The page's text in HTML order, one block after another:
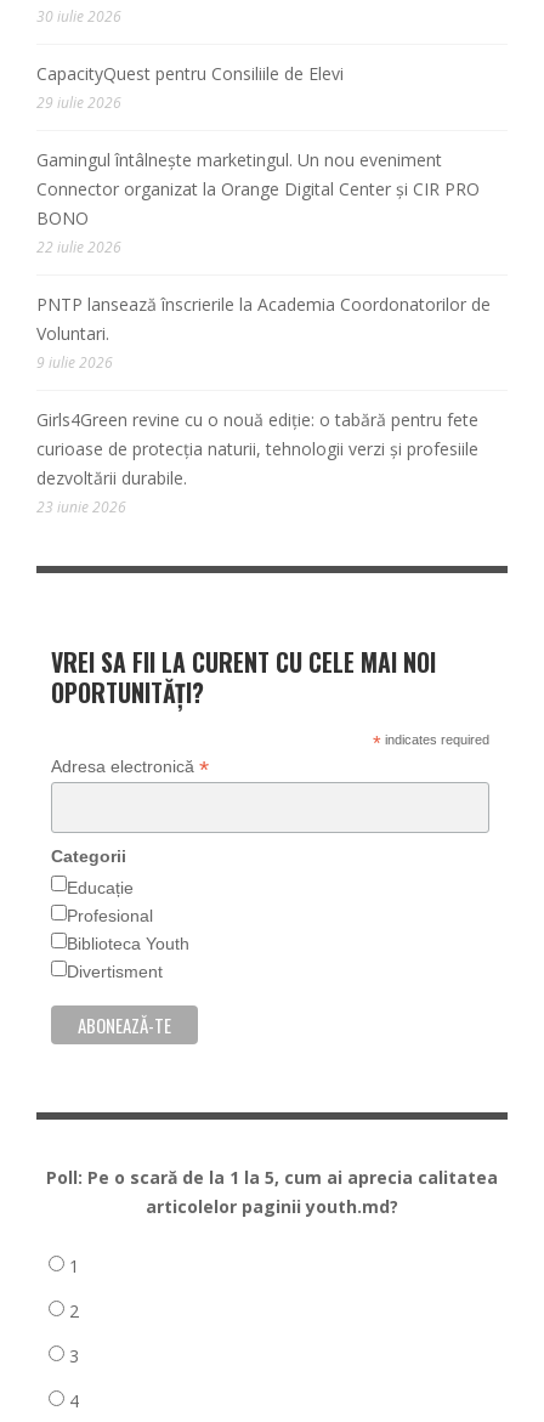
30 iulie 2026
CapacityQuest pentru Consiliile de Elevi
29 iulie 2026
Gamingul întâlnește marketingul. Un nou eveniment
Connector organizat la Orange Digital Center și CIR PRO
BONO
22 iulie 2026
PNTP lansează înscrierile la Academia Coordonatorilor de
Voluntari.
9 iulie 2026
Girls4Green revine cu o nouă ediție: o tabără pentru fete
curioase de protecția naturii, tehnologii verzi și profesiile
dezvoltării durabile.
23 iunie 2026
VREI SA FII LA CURENT CU CELE MAI NOI
OPORTUNITĂȚI?
*indicates required
Adresa electronică *
Categorii
Educație
Profesional
Biblioteca Youth
Divertisment
Poll: Pe o scară de la 1 la 5, cum ai aprecia calitatea
articolelor paginii youth.md?
1
2
3
4